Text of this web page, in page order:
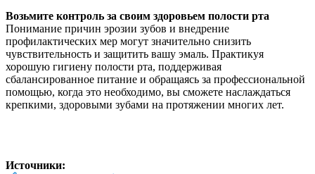
Возьмите контроль за своим здоровьем полости рта
Понимание причин эрозии зубов и внедрение
профилактических мер могут значительно снизить
чувствительность и защитить вашу эмаль. Практикуя
хорошую гигиену полости рта, поддерживая
сбалансированное питание и обращаясь за профессиональной
помощью, когда это необходимо, вы сможете наслаждаться
крепкими, здоровыми зубами на протяжении многих лет.
Источники: